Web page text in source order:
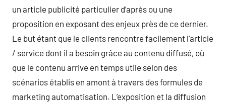
un article publicité particulier d’après ou une
proposition en exposant des enjeux près de ce dernier.
Le but étant que le clients rencontre facilement l’article
/ service dont il a besoin grâce au contenu diffusé, où
que le contenu arrive en temps utile selon des
scénarios établis en amont à travers des formules de
marketing automatisation. L’exposition et la diffusion